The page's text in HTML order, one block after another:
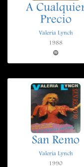
A
Precio
Valeria Lynch
1988
San Remo
Valeria Lynch
1990